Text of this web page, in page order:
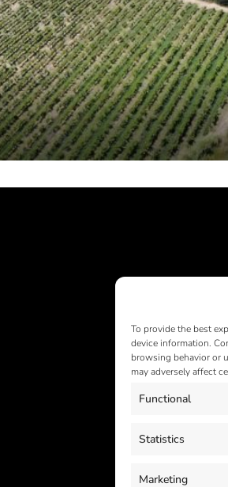
To provide the best
device information.
browsing behavior or
may adversely affect
Functional
Statistics
Marketing